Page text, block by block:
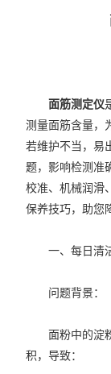
面筋测定仪
测量面筋含量，
若维护不当，易
题，影响检测准
校准、机械润滑
保养技巧，助您
一、每日清洁
问题背景：
面粉中的淀粉
积，导致：